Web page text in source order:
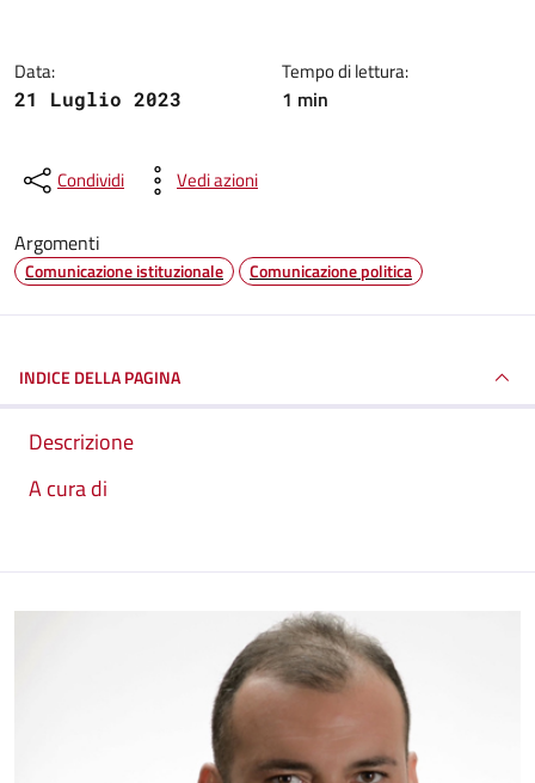
Data:
21 Luglio 2023
Tempo di lettura:
1 min
Condividi Vedi azioni
Argomenti
Comunicazione istituzionale Comunicazione politica
INDICE DELLA PAGINA
Descrizione
A cura di